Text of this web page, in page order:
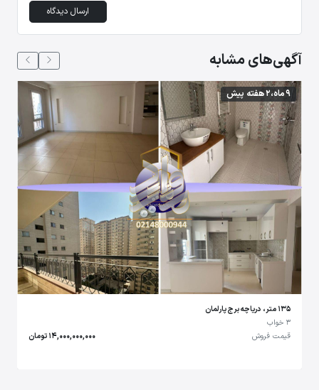
ارسال دیدگاه
آگهی‌های مشابه
9 ماه،2 هفته پیش
135 متر، دریاچه برج پارلمان
3 خواب
قیمت فروش
14,000,000,000 تومان